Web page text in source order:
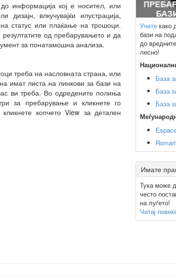
информација кој е носител, или
влкучувајќи илустрација,
статус или плаќање на трошоци.
од пребарувањето и да
за понатамошна анализа.
треба на насловната страна, или
имат листа на линкови за бази на
ви треба. Во одредените полиња
за пребарување и кликнете го
копчето View за детален
Учете како
бази на
до
лесно!
База
База
База
Имате
Тука може
често
на луѓето!
Читај